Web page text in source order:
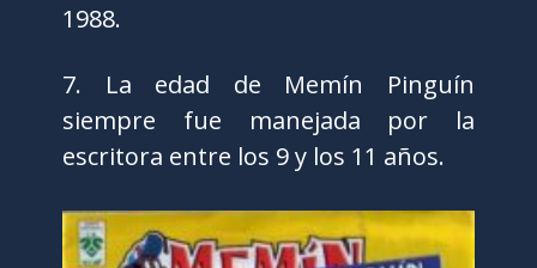
1988.
7. La edad de Memín Pinguín
siempre fue manejada por la
escritora entre los 9 y los 11 años.